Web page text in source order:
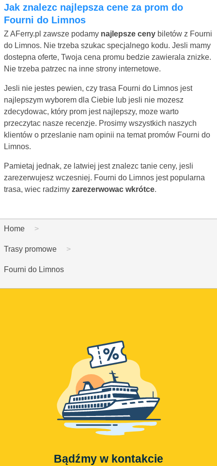
Jak znalezc najlepsza cene za prom do
Fourni do Limnos
Z AFerry.pl zawsze podamy najlepsze ceny biletów z Fourni
do Limnos. Nie trzeba szukac specjalnego kodu. Jesli mamy
dostepna oferte, Twoja cena promu bedzie zawierala znizke.
Nie trzeba patrzec na inne strony internetowe.
Jesli nie jestes pewien, czy trasa Fourni do Limnos jest
najlepszym wyborem dla Ciebie lub jesli nie mozesz
zdecydowac, który prom jest najlepszy, moze warto
przeczytac nasze recenzje. Prosimy wszystkich naszych
klientów o przeslanie nam opinii na temat promów Fourni do
Limnos.
Pamietaj jednak, ze latwiej jest znalezc tanie ceny, jesli
zarezerwujesz wczesniej. Fourni do Limnos jest popularna
trasa, wiec radzimy zarezerwowac wkrótce.
Home
Trasy promowe
Fourni do Limnos
Bądźmy w kontakcie